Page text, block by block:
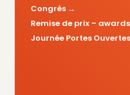
Congrès
Remise de prix – awards
Journée Portes